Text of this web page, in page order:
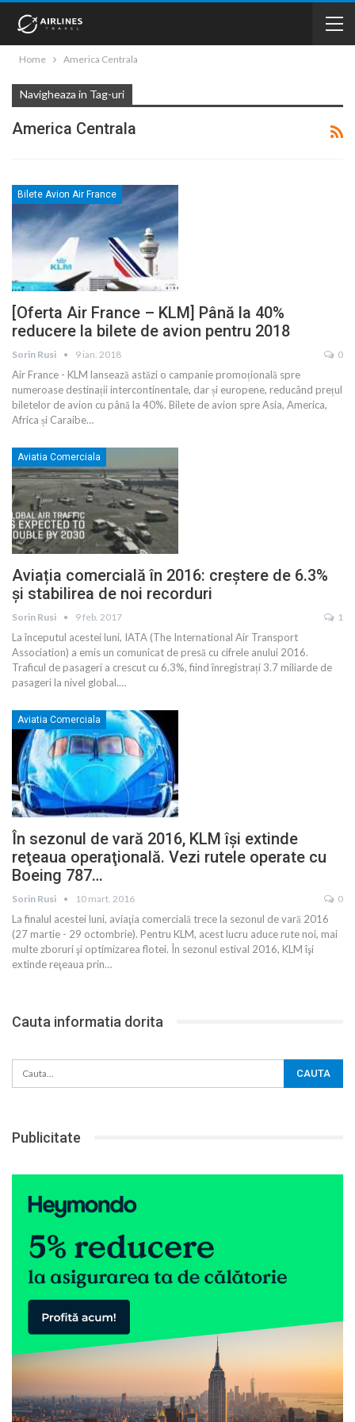
Home America Centrala
Navigheaza in Tag-uri
America Centrala
Bilete Avion Air France
[Oferta Air France – KLM] Până la 40%
reducere la bilete de avion pentru 2018
Sorin Rusi 9 ian. 2018 0
Air France - KLM lansează astăzi o campanie promoțională spre
numeroase destinații intercontinentale, dar și europene, reducând prețul
biletelor de avion cu până la 40%. Bilete de avion spre Asia, America,
Africa și Caraibe…
Aviatia Comerciala
Aviația comercială în 2016: creștere de 6.3%
și stabilirea de noi recorduri
Sorin Rusi 9 feb. 2017 1
La începutul acestei luni, IATA (The International Air Transport
Association) a emis un comunicat de presă cu cifrele anului 2016.
Traficul de pasageri a crescut cu 6.3%, fiind înregistrați 3.7 miliarde de
pasageri la nivel global.…
Aviatia Comerciala
În sezonul de vară 2016, KLM îşi extinde
reţeaua operaţională. Vezi rutele operate cu
Boeing 787…
Sorin Rusi 10 mart. 2016 0
La finalul acestei luni, aviaţia comercială trece la sezonul de vară 2016
(27 martie - 29 octombrie). Pentru KLM, acest lucru aduce rute noi, mai
multe zboruri şi optimizarea flotei. În sezonul estival 2016, KLM îşi
extinde reţeaua prin…
Cauta informatia dorita
Publicitate